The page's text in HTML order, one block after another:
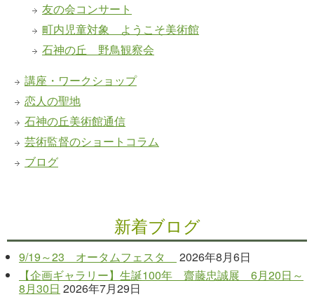
友の会コンサート
町内児童対象 ようこそ美術館
石神の丘 野鳥観察会
講座・ワークショップ
恋人の聖地
石神の丘美術館通信
芸術監督のショートコラム
ブログ
新着ブログ
9/19～23 オータムフェスタ
2026年8月6日
【企画ギャラリー】生誕100年 齋藤忠誠展 6月20日～
8月30日 2026年7月29日